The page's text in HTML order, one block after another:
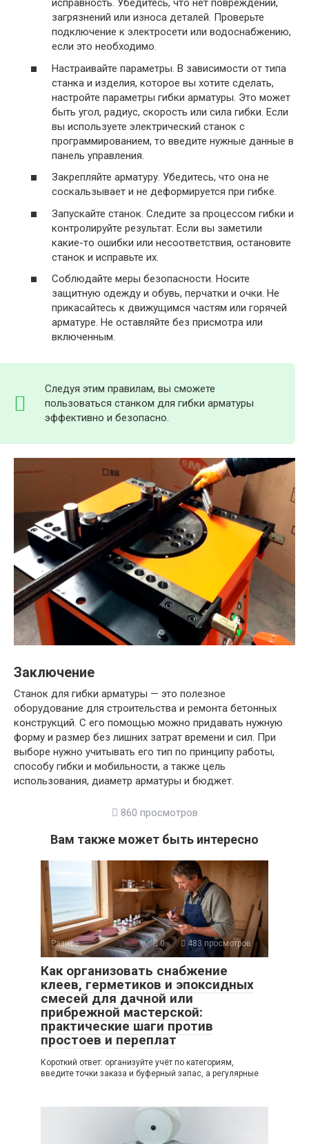
исправность. Убедитесь, что нет повреждений,
загрязнений или износа деталей. Проверьте
подключение к электросети или водоснабжению,
если это необходимо.
Настраивайте параметры. В зависимости от типа
станка и изделия, которое вы хотите сделать,
настройте параметры гибки арматуры. Это может
быть угол, радиус, скорость или сила гибки. Если
вы используете электрический станок с
программированием, то введите нужные данные в
панель управления.
Закрепляйте арматуру. Убедитесь, что она не
соскальзывает и не деформируется при гибке.
Запускайте станок. Следите за процессом гибки и
контролируйте результат. Если вы заметили
какие-то ошибки или несоответствия, остановите
станок и исправьте их.
Соблюдайте меры безопасности. Носите
защитную одежду и обувь, перчатки и очки. Не
прикасайтесь к движущимся частям или горячей
арматуре. Не оставляйте без присмотра или
включенным.
Следуя этим правилам, вы сможете
пользоваться станком для гибки арматуры
эффективно и безопасно.
Заключение
Станок для гибки арматуры — это полезное
оборудование для строительства и ремонта бетонных
конструкций. С его помощью можно придавать нужную
форму и размер без лишних затрат времени и сил. При
выборе нужно учитывать его тип по принципу работы,
способу гибки и мобильности, а также цель
использования, диаметр арматуры и бюджет.
860 просмотров
Вам также может быть интересно
Разное 0 483 просмотров
Как организовать снабжение
клеев, герметиков и эпоксидных
смесей для дачной или
прибрежной мастерской:
практические шаги против
простоев и переплат
Короткий ответ: организуйте учёт по категориям,
введите точки заказа и буферный запас, а регулярные